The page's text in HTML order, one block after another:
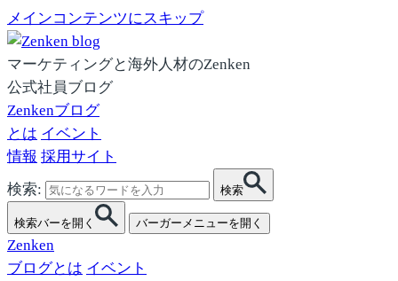
メインコンテンツにスキップ
マーケティングと海外人材のZenken
公式社員ブログ
Zenkenブログ
とは イベント
情報 採用サイト
検索:
検索
検索バーを開く バーガーメニューを開く
Zenken
ブログとは イベント